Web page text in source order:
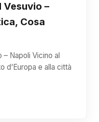
Vesuvio –
Cosa
– Napoli Vicino al
d’Europa e alla città